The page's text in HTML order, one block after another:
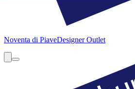
Noventa di PiaveDesigner Outlet